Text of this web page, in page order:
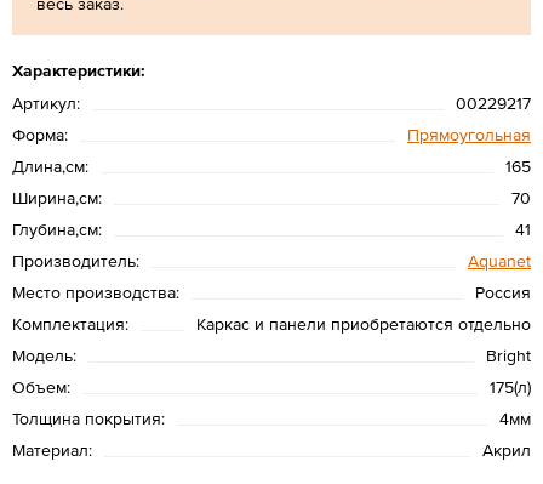
Характеристики:
Артикул:
00229217
Форма:
Прямоугольная
Длина,см:
165
Ширина,см:
70
Глубина,см:
41
Производитель:
Aquanet
Место производства:
Россия
Комплектация:
Каркас и панели приобретаются отдельно
Модель:
Bright
Объем:
175(л)
Толщина покрытия:
4мм
Материал:
Акрил